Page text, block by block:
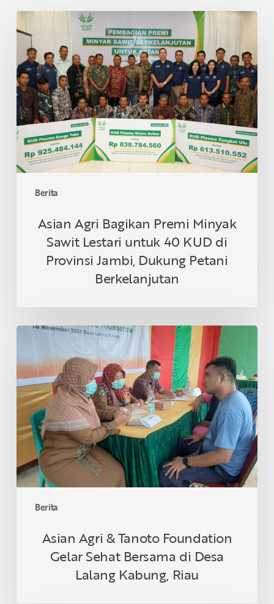
Berita
Asian
Agri
Bagikan
Premi
Minyak
Sawit
Lestari
untuk
40
KUD
di
Dukung
Petani
Berkelanjutan
Asian Agri Bagikan Premi Minyak
Sawit Lestari untuk 40 KUD di
Provinsi Jambi, Dukung Petani
Berkelanjutan
Berita
Asian
&
Tanoto
Foundation
Gelar
Sehat
Bersama
Desa
Lalang
Asian Agri & Tanoto Foundation
Gelar Sehat Bersama di Desa
Lalang Kabung, Riau